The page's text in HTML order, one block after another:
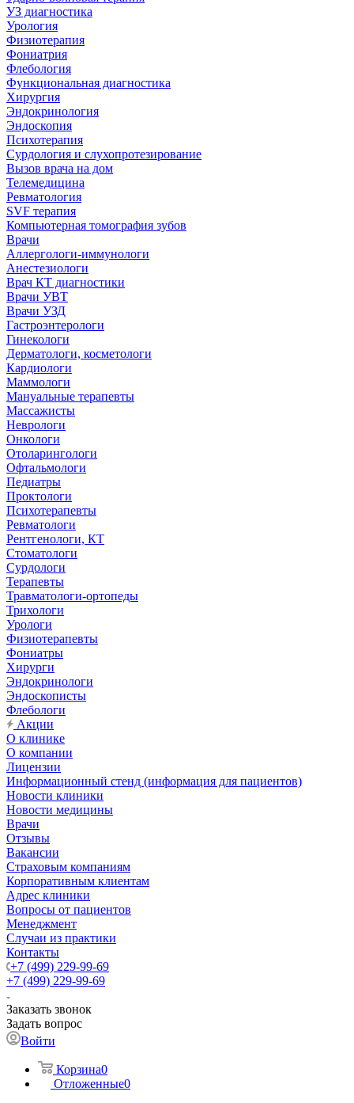
УЗ диагностика
Урология
Физиотерапия
Фониатрия
Флебология
Функциональная диагностика
Хирургия
Эндокринология
Эндоскопия
Психотерапия
Сурдология и слухопротезирование
Вызов врача на дом
Телемедицина
Ревматология
SVF терапия
Компьютерная томография зубов
Врачи
Аллергологи-иммунологи
Анестезиологи
Врач КТ диагностики
Врачи УВТ
Врачи УЗД
Гастроэнтерологи
Гинекологи
Дерматологи, косметологи
Кардиологи
Маммологи
Мануальные терапевты
Массажисты
Неврологи
Онкологи
Отоларингологи
Офтальмологи
Педиатры
Проктологи
Психотерапевты
Ревматологи
Рентгенологи, КТ
Стоматологи
Сурдологи
Терапевты
Травматологи-ортопеды
Трихологи
Урологи
Физиотерапевты
Фониатры
Хирурги
Эндокринологи
Эндоскописты
Флебологи
Акции
О клинике
О компании
Лицензии
Информационный стенд (информация для пациентов)
Новости клиники
Новости медицины
Врачи
Отзывы
Вакансии
Страховым компаниям
Корпоративным клиентам
Адрес клиники
Вопросы от пациентов
Менеджмент
Случаи из практики
Контакты
+7 (499) 229-99-69
+7 (499) 229-99-69
Заказать звонок
Задать вопрос
Войти
Корзина0
Отложенные0